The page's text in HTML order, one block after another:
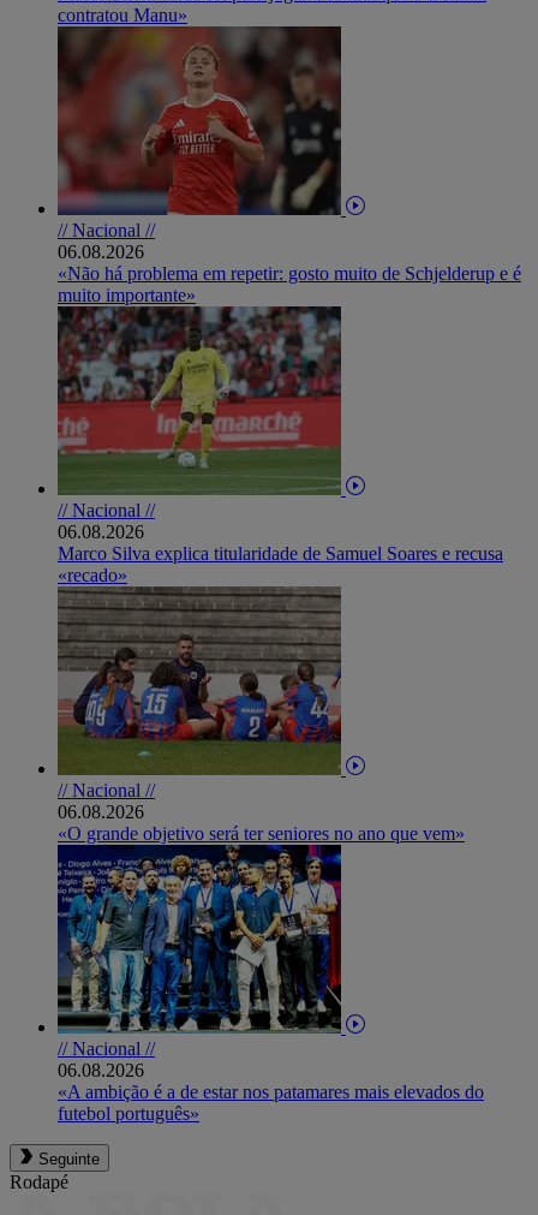
contratou Manu»
// Nacional //
06.08.2026
«Não há problema em repetir: gosto muito de Schjelderup e é
muito importante»
// Nacional //
06.08.2026
Marco Silva explica titularidade de Samuel Soares e recusa
«recado»
// Nacional //
06.08.2026
«O grande objetivo será ter seniores no ano que vem»
// Nacional //
06.08.2026
«A ambição é a de estar nos patamares mais elevados do
futebol português»
Seguinte
Rodapé